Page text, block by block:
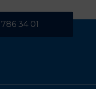
786 34 01